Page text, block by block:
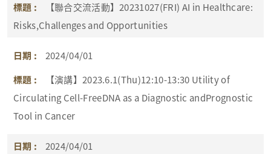
【聯合交流活動】20231027(FRI) AI in Healthcare:
Risks,Challenges and Opportunities
2024/04/01
【演講】2023.6.1(Thu)12:10-13:30 Utility of
Circulating Cell-FreeDNA as a Diagnostic andPrognostic
Tool in Cancer
2024/04/01